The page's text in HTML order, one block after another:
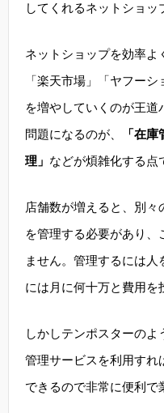
してくれるネットショッ
ネットショップを効率よ
「楽天市場」「ヤフー
を増やしていくのが王道
問題になるのが、
「在
理」 などが煩雑化する点
店舗数が増えると、別
を管理する必要があり、
ません。管理するには
には月に何十万と費用を
しかしテンポスターの
管理サービスを利用すれ
できるので非常に便利で